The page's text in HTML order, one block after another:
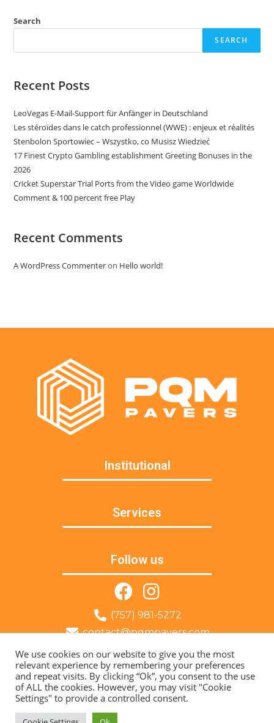
Search
SEARCH
Recent Posts
LeoVegas E-Mail-Support für Anfänger in Deutschland
Les stéroïdes dans le catch professionnel (WWE) : enjeux et réalités
Stenbolon Sportowiec – Wszystko, co Musisz Wiedzieć
17 Finest Crypto Gambling establishment Greeting Bonuses in the
2026
Cricket Superstar Trial Ports from the Video game Worldwide
Comment & 100 percent free Play
Recent Comments
A WordPress Commenteron Hello world!
Institutional
Services
Follow us
(757) 981-5272
contact@pqmpavers.com
Norfolk, VA
© 2022 PQM Pavers – All Rights Reserved | Developed by:
Trajetória Do Sucesso
We use cookies on our website to give you the most
relevant experience by remembering your preferences
and repeat visits. By clicking “Ok”, you consent to the use
of ALL the cookies. However, you may visit "Cookie
Settings" to provide a controlled consent.